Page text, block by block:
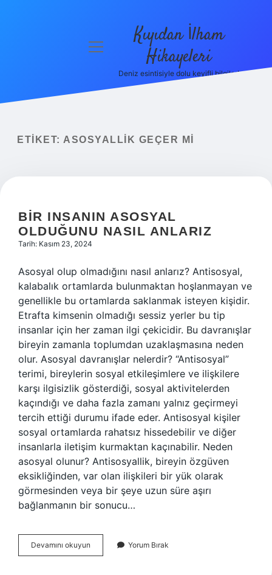
menüyü
Kıyıdan İlham
Hikayeleri
Deniz esintisiyle dolu keyifli bilgiler!
ETIKET: ASOSYALLIK GEÇER MI
BIR INSANIN ASOSYAL
OLDUĞUNU NASIL ANLARIZ
Tarih: Kasım 23, 2024
Asosyal olup olmadığını nasıl anlarız? Antisosyal,
kalabalık ortamlarda bulunmaktan hoşlanmayan ve
genellikle bu ortamlarda saklanmak isteyen kişidir.
Etrafta kimsenin olmadığı sessiz yerler bu tip
insanlar için her zaman ilgi çekicidir. Bu davranışlar
bireyin zamanla toplumdan uzaklaşmasına neden
olur. Asosyal davranışlar nelerdir? “Antisosyal”
terimi, bireylerin sosyal etkileşimlere ve ilişkilere
karşı ilgisizlik gösterdiği, sosyal aktivitelerden
kaçındığı ve daha fazla zamanı yalnız geçirmeyi
tercih ettiği durumu ifade eder. Antisosyal kişiler
sosyal ortamlarda rahatsız hissedebilir ve diğer
insanlarla iletişim kurmaktan kaçınabilir. Neden
asosyal olunur? Antisosyallik, bireyin özgüven
eksikliğinden, var olan ilişkileri bir yük olarak
görmesinden veya bir şeye uzun süre aşırı
bağlanmanın bir sonucu…
Devamını okuyun
Insanın
Yorum Bırak